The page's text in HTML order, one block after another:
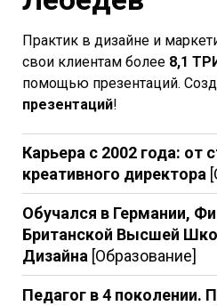
Практик в дизайне и
свои клиентам более 8,1
помощью презентаций.
презентаций!
Карьера с 2002 года: от
креативного директора
Обучался в Германии,
Британской Высшей
Дизайна [Образование]
Педагог в 4 поколении.